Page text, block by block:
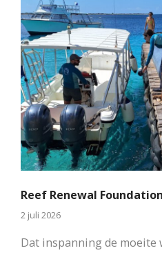
Reef Renewal
2 juli 2026
Dat inspanning de moeite